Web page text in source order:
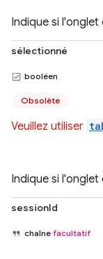
Indique si l'onglet
sélectionné
booléen
Obsolète
Veuillez utiliser
Indique si
sessionId
chaîne facultatif